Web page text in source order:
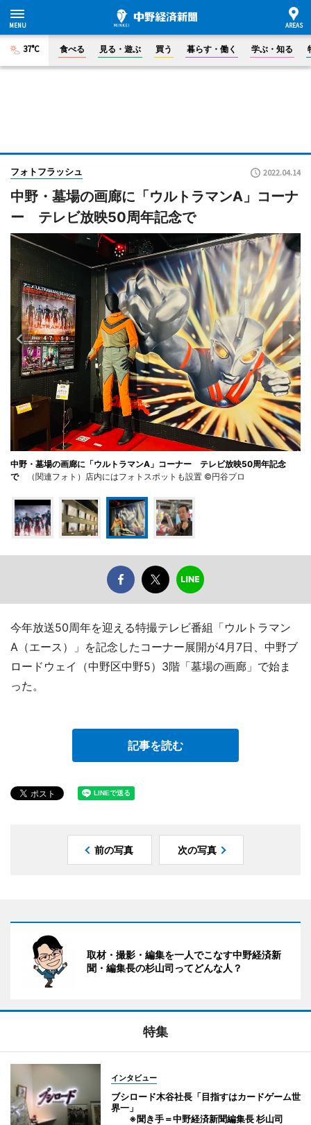
37°C 食べる 見る・遊ぶ 買う 暮らす・働く 学ぶ・知る
フォトフラッシュ 2022.04.14
中野・墓場の画廊に「ウルトラマンA」コーナ
ー テレビ放映50周年記念で
中野・墓場の画廊に「ウルトラマンA」コーナー テレビ放映50周年記念
で（関連フォト）店内にはフォトスポットも設置 ©円谷プロ
今年放送50周年を迎える特撮テレビ番組「ウルトラマン
A（エース）」を記念したコーナー展開が4月7日、中野ブ
ロードウェイ（中野区中野5）3階「墓場の画廊」で始ま
った。
記事を読む
前の写真 次の写真
取材・撮影・編集を一人でこなす中野経済新
聞・編集長の杉山司ってどんな人？
特集
インタビュー
ブシロード木谷社長「目指すはカードゲーム世
界一」
※聞き手＝中野経済新聞編集長 杉山司